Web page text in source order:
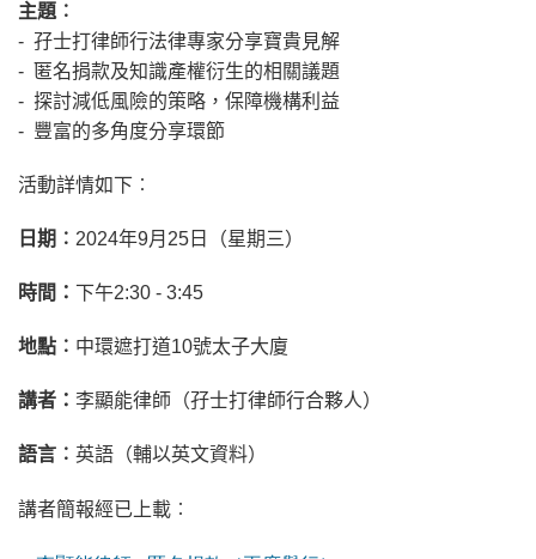
主題︰
- 孖士打律師行法律專家分享寶貴見解
- 匿名捐款及知識產權衍生的相關議題
- 探討減低風險的策略，保障機構利益
- 豐富的多角度分享環節
活動詳情如下︰
日期︰ 2024年9月 25 日（星期三）
時間： 下午2:30 - 3:45
地點︰ 中環遮打道10號太子大廈
講者： 李顯能律師（孖士打律師行合夥人）
語言︰ 英語（輔以英文資料）
講者簡報經已上載︰